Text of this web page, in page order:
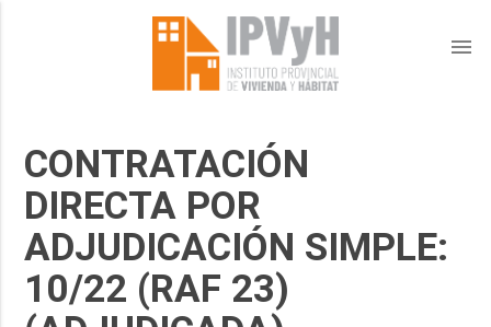
menu
CONTRATACIÓN
DIRECTA POR
ADJUDICACIÓN SIMPLE:
10/22 (RAF 23)